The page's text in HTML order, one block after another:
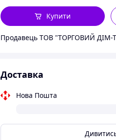
Купити
Продавець ТОВ "ТОРГОВИЙ ДІМ-
Доставка
Нова Пошта